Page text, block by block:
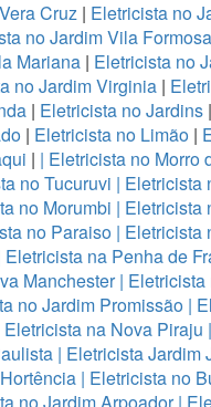
Cruz | Eletricista no
no Jardim Vila Formosa
Mariana| Eletricista no
no Jardim Virginia|
| Eletricista no Jardins |
| Eletricista no Limão |
| | Eletricista no Morro
no Tucuruvi | Eletricista
no Morumbi | Eletricista
no Paraiso | Eletricista
Eletricista na Penha de
Manchester|
no Jardim Promissão |
Eletricista na Nova Piraju |
| Eletricista Jardim
| Eletricista no